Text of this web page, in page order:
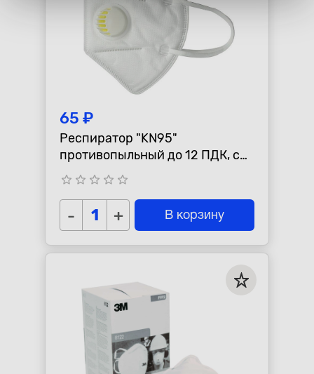
65 ₽
Респиратор "KN95"
противопыльный до 12 ПДК, с
клапаном выдоха
star_border star_border star_border star_border star_border
- + В корзину